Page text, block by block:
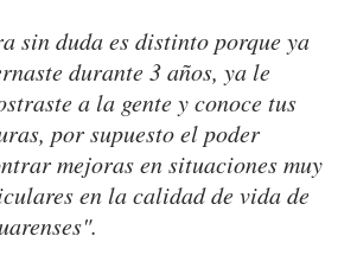
sin duda es distinto porque ya
durante 3 años, ya le
a la gente y conoce tus
por supuesto el poder
mejoras en situaciones muy
en la calidad de vida de